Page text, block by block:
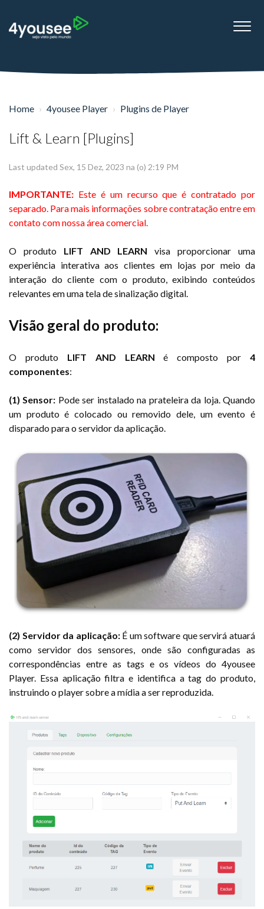
Home 4yousee Player Plugins de Player
Lift & Learn [Plugins]
Last updated Sex, 15 Dez, 2023 na (o) 2:19 PM
IMPORTANTE: Este é um recurso que é contratado por
separado. Para mais informações sobre contratação entre em
contato com nossa área comercial.
O produto LIFT AND LEARN visa proporcionar uma
experiência interativa aos clientes em lojas por meio da
interação do cliente com o produto, exibindo conteúdos
relevantes em uma tela de sinalização digital.
Visão geral do produto:
O produto LIFT AND LEARN é composto por 4
componentes:
(1) Sensor: Pode ser instalado na prateleira da loja. Quando
um produto é colocado ou removido dele, um evento é
disparado para o servidor da aplicação.
(2) Servidor da aplicação:É um software que servirá atuará
como servidor dos sensores, onde são configuradas as
correspondências entre as tags e os vídeos do 4yousee
Player. Essa aplicação filtra e identifica a tag do produto,
instruindo o player sobre a mídia a ser reproduzida.